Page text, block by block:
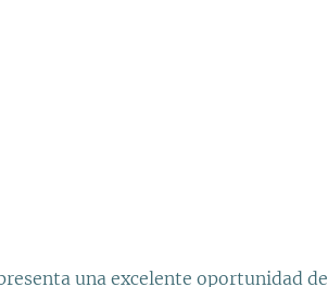
una excelente oportunidad de